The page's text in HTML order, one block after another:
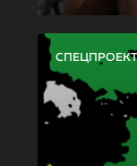
СПЕЦПРОЕКТ